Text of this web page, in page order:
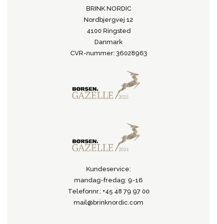
BRINK NORDIC
Nordbjergvej 12
4100 Ringsted
Danmark
CVR-nummer: 36028963
Kundeservice:
mandag-fredag: 9-16
Telefonnr.: +45 48 79 97 00
mail@brinknordic.com